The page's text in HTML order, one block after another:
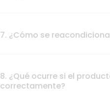
7. ¿Cómo se
8. ¿Qué ocurre si el
correctamente?